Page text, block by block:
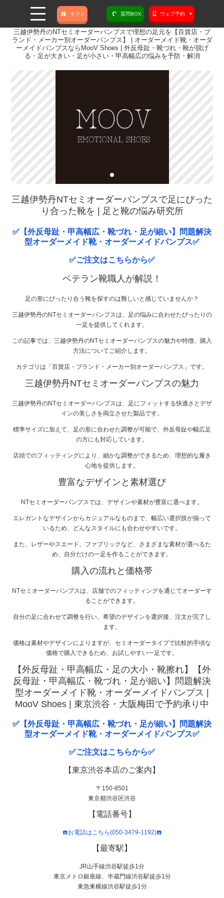
ギフト 質問BOX ウェブ予約
三越伊勢丹のNTセミオーダーパンプスで理想の足元を【百貨店・ブ
ランド・メーカー別オーダーパンプス】 | オーダーメイド靴・オーダ
ーメイドパンプスならMooV Shoes | 外反母趾・靴づれ・靴が脱げ
る・足が大きい・足が小さい・甲高幅広の悩みを予防・解消
三越伊勢丹NTセミオーダーパンプスで足にぴった
り合った靴を | 足と靴の悩み研究所
✅【外反母趾・甲高幅広・靴づれ・足が細い】問題解決
型オーダーメイド靴・オーダーメイドパンプス✅
✅ご注文はこちらから✅
ベテラン靴職人が解説！
足の形にぴったり合う靴を探すのは難しいと感じていませんか？
三越伊勢丹のNTセミオーダーパンプスは、足の悩みに合わせたぴったりの
一足を提供してくれます。
この記事では、三越伊勢丹のNTセミオーダーパンプスの魅力や特徴、購入
方法についてご紹介します。
カテゴリは「百貨店・ブランド・メーカー別オーダーパンプス」です。
三越伊勢丹NTセミオーダーパンプスの魅力
三越伊勢丹のNTセミオーダーパンプスは、足にフィットする快適さとデザ
インの美しさを両立させた製品です。
標準サイズに加えて、足の形に合わせた調整が可能で、外反母趾や幅広足
の方にも対応しています。
店頭でのフィッティングにより、細かな調整ができるため、理想的な履き
心地を提供します。
豊富なデザインと素材選び
NTセミオーダーパンプスでは、デザインや素材が豊富に選べます。
エレガントなデザインからカジュアルなものまで、幅広い選択肢が揃って
いるため、どんなスタイルにも合わせやすいです。
また、レザーやスエード、ファブリックなど、さまざまな素材が選べるた
め、自分だけの一足を作ることができます。
購入の流れと価格帯
NTセミオーダーパンプスは、店舗でのフィッティングを通じてオーダーす
ることができます。
自分の足に合わせて調整を行い、希望のデザインを選択後、注文が完了し
ます。
価格は素材やデザインによりますが、セミオーダータイプで比較的手頃な
価格で購入できるため、お試しやすい一足です。
【外反母趾・甲高幅広・足の大小・靴擦れ】【外
反母趾・甲高幅広・靴づれ・足が細い】問題解決
型オーダーメイド靴・オーダーメイドパンプス |
MooV Shoes | 東京渋谷・大阪梅田で予約承り中
✅【外反母趾・甲高幅広・靴づれ・足が細い】問題解決
型オーダーメイド靴・オーダーメイドパンプス✅
✅ご注文はこちらから✅
【東京渋谷本店のご案内】
〒150-8501
東京都渋谷区渋谷
【電話番号】
☎️お電話はこちら(050-3479-1192)☎️
【最寄駅】
JR山手線渋谷駅徒歩1分
東京メトロ銀座線、半蔵門線渋谷駅徒歩1分
東急東横線渋谷駅徒歩1分